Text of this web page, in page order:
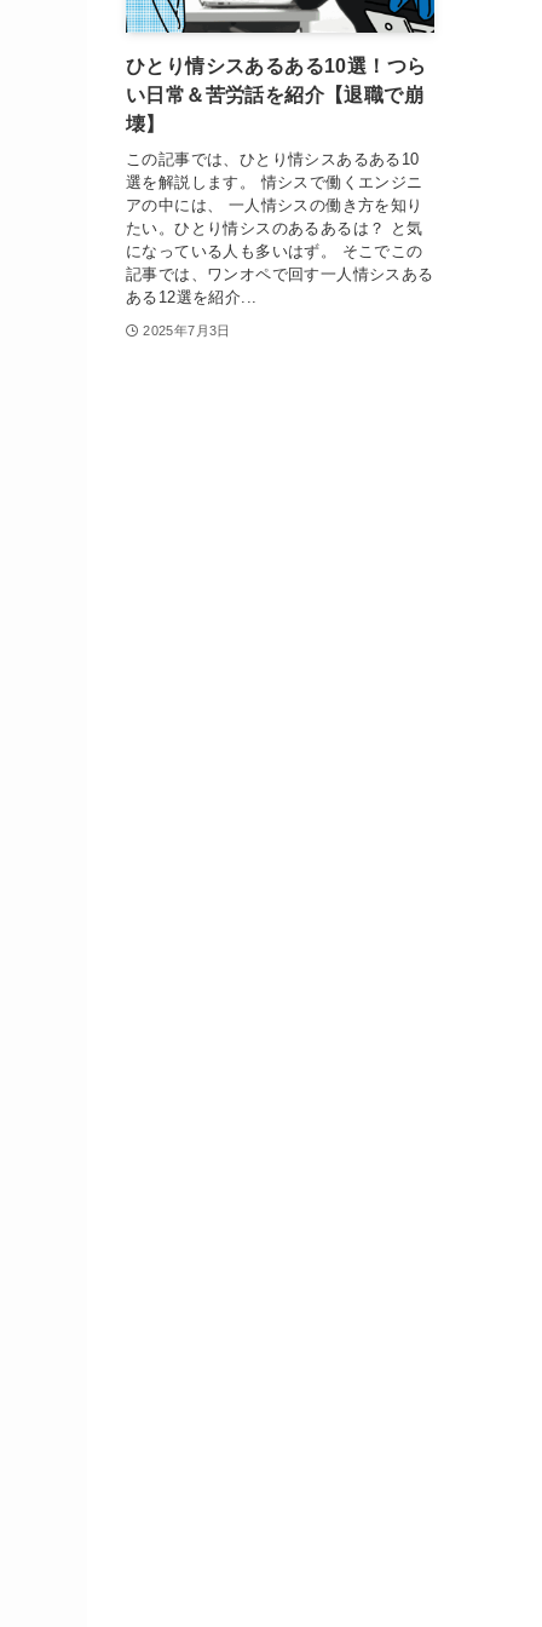
ひとり情シスあるある10選！つら
い日常＆苦労話を紹介【退職で崩
壊】
この記事では、ひとり情シスあるある10
選を解説します。 情シスで働くエンジニ
アの中には、 一人情シスの働き方を知り
たい。ひとり情シスのあるあるは？ と気
になっている人も多いはず。 そこでこの
記事では、ワンオペで回す一人情シスある
ある12選を紹介...
2025年7月3日